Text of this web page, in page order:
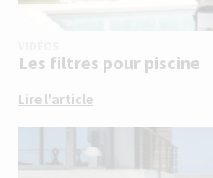
Les filtres pour piscine
Lire l'article